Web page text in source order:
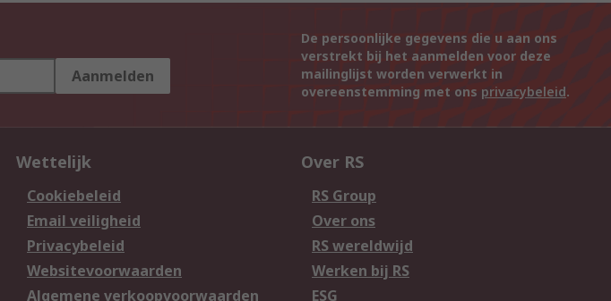
Aanmelden
De persoonlijke gegevens die u aan ons
verstrekt bij het aanmelden voor deze
mailinglijst worden verwerkt in
overeenstemming met ons privacybeleid.
Wettelijk
Cookiebeleid
Email veiligheid
Privacybeleid
Websitevoorwaarden
Algemene verkoopvoorwaarden
Over RS
RS Group
Over ons
RS wereldwijd
Werken bij RS
ESG